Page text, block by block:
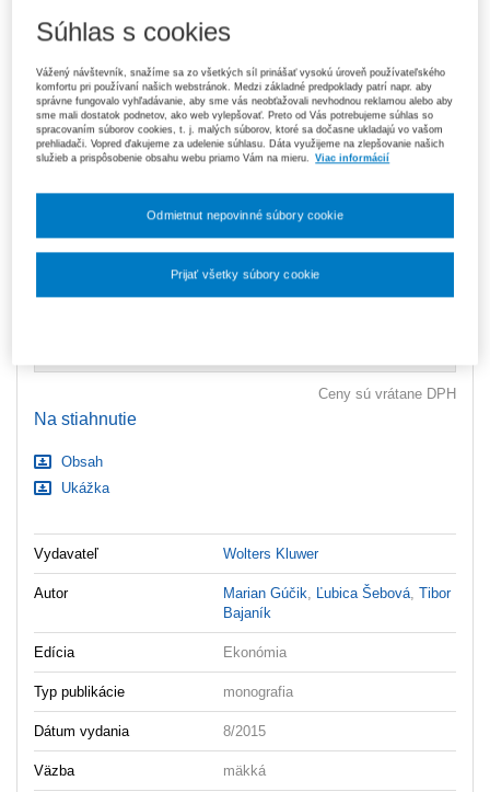
V predaji
E-kniha je dostupná výhradne prostredníctvom aplikácie ASPI
Akadémia.
Čo je ASPI Akadémia?
189,00 €
Predplatné 12 mesiacov ASPI Akadémia
E-kniha je dostupná výhradne prostredníctvom aplikácie ASPI
Čo je ASPI Akadémia?
Upozorňujeme, že v období od 1. 8. do 21. 8. z technických
dôvodov nemôžeme vystavovať daňové doklady. Budú vám
zaslané dodatočne e‑mailom.
Ceny sú vrátane DPH
Na stiahnutie
Obsah
Ukážka
Vydavateľ Wolters Kluwer
Autor Marian Gúčik Ľubica Šebová ,Tibor
Bajaník
Edícia Ekonómia
Typ publikácie monografia
Dátum vydania 8/2015
Väzba mäkká
Súhlas s cookies
Vážený návštevník, snažíme sa zo všetkých síl prinášať vysokú úroveň používateľského
komfortu pri používaní našich webstránok. Medzi základné predpoklady patrí napr. aby
správne fungovalo vyhľadávanie, aby sme vás neobťažovali nevhodnou reklamou alebo aby
sme mali dostatok podnetov, ako web vylepšovať. Preto od Vás potrebujeme súhlas so
spracovaním súborov cookies, t. j. malých súborov, ktoré sa dočasne ukladajú vo vašom
prehliadači. Vopred ďakujeme za udelenie súhlasu. Dáta využijeme na zlepšovanie našich
služieb a prispôsobenie obsahu webu priamo Vám na mieru.
Viac informácií
Odmietnut nepovinné súbory cookie
Prijať všetky súbory cookie